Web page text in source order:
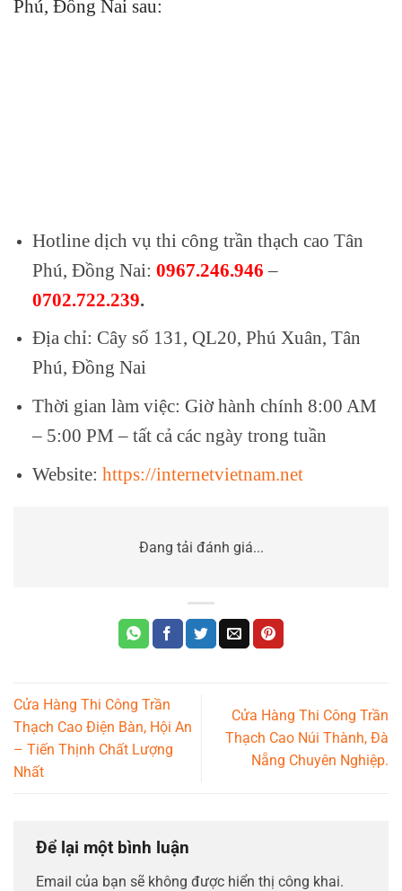
Phú, Đồng Nai sau:
Hotline dịch vụ thi công trần thạch cao Tân
Phú, Đồng Nai: 0967.246.946 –
0702.722.239.
Địa chỉ: Cây số 131, QL20, Phú Xuân, Tân
Phú, Đồng Nai
Thời gian làm việc: Giờ hành chính 8:00 AM
– 5:00 PM – tất cả các ngày trong tuần
Website: https://internetvietnam.net
Đang tải đánh giá...
Cửa Hàng Thi Công Trần
Thạch Cao Điện Bàn, Hội An
– Tiến Thịnh Chất Lượng
Nhất
Cửa Hàng Thi Công Trần
Thạch Cao Núi Thành, Đà
Nẵng Chuyên Nghiệp.
Để lại một bình luận
Email của bạn sẽ không được hiển thị công khai.